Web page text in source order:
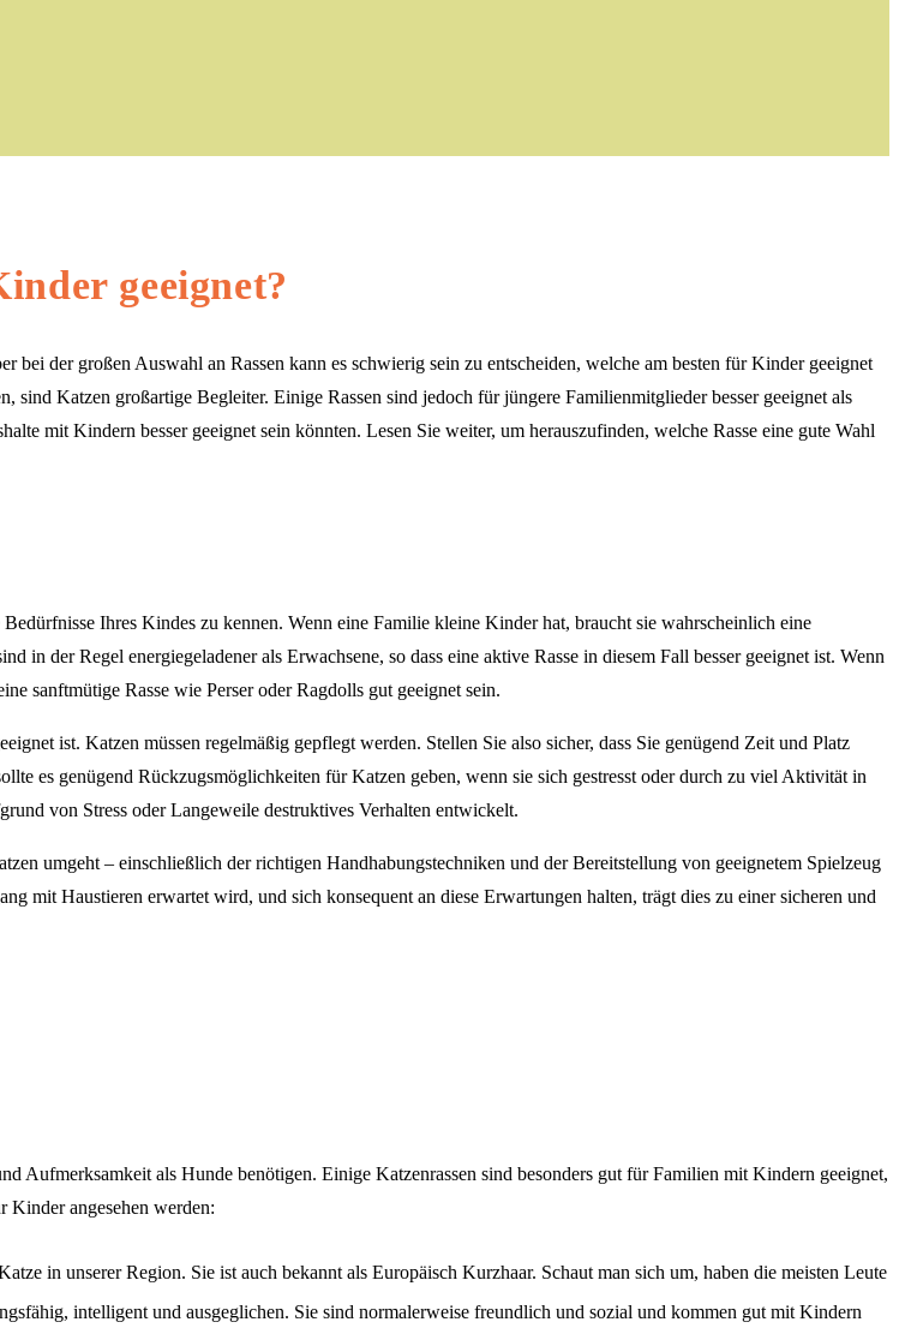
geeignet?
der großen Auswahl an Rassen kann es schwierig sein zu entscheiden, welche am besten für Kinder geeignet
Katzen großartige Begleiter. Einige Rassen sind jedoch für jüngere Familienmitglieder besser geeignet als
mit Kindern besser geeignet sein könnten. Lesen Sie weiter, um herauszufinden, welche Rasse eine gute Wahl
Ihres Kindes zu kennen. Wenn eine Familie kleine Kinder hat, braucht sie wahrscheinlich eine
in der Regel energiegeladener als Erwachsene, so dass eine aktive Rasse in diesem Fall besser geeignet ist. Wenn
sanftmütige Rasse wie Perser oder Ragdolls gut geeignet sein.
ist. Katzen müssen regelmäßig gepflegt werden. Stellen Sie also sicher, dass Sie genügend Zeit und Platz
es genügend Rückzugsmöglichkeiten für Katzen geben, wenn sie sich gestresst oder durch zu viel Aktivität in
von Stress oder Langeweile destruktives Verhalten entwickelt.
umgeht – einschließlich der richtigen Handhabungstechniken und der Bereitstellung von geeignetem Spielzeug
mit Haustieren erwartet wird, und sich konsequent an diese Erwartungen halten, trägt dies zu einer sicheren und
Aufmerksamkeit als Hunde benötigen. Einige Katzenrassen sind besonders gut für Familien mit Kindern geeignet,
Kinder angesehen werden:
in unserer Region. Sie ist auch bekannt als Europäisch Kurzhaar. Schaut man sich um, haben die meisten Leute
intelligent und ausgeglichen. Sie sind normalerweise freundlich und sozial und kommen gut mit Kindern